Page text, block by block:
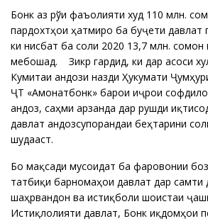
Бонк аз рўи фаъолияти худ 110 млн.
пардохтҳои ҳатмиро ба буҷети давлатӣ
ки нисбат ба соли 2020 13,7 млн. сомонӣ
мебошад. Зикр гардид, ки дар асоси
Кумитаи андози назди Ҳукумати
ҶТ «Амонатбонк» барои иҷрои
андоз, саҳми арзанда дар рушди
давлатӣ андозсупорандаи беҳтарини
шудааст.
Бо мақсади мусоидат ба фаровонии
татбиқи барномаҳои давлатӣ дар
шаҳрвандон ва истиқболи шоистаи
Истиқлолияти давлатӣ, Бонк иқдомҳои